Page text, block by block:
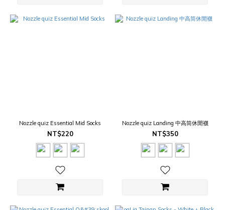
Nozzle quiz Essential Mid Socks
NT$220
Nozzle quiz Landing 中高筒休閒襪
NT$350